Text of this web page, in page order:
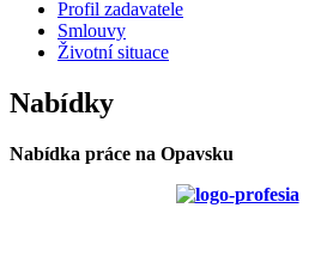
Profil zadavatele
Smlouvy
Životní situace
Nabídky
Nabídka práce na Opavsku